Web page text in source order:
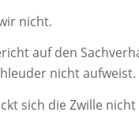
nicht.
auf den
nicht aufweist.
sich die Zwille